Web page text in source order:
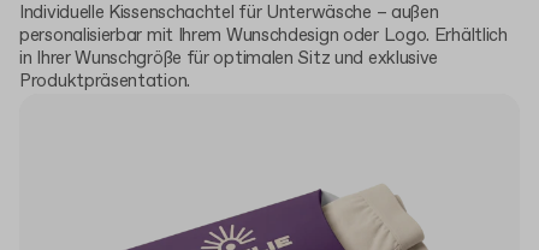
Individuelle Kissenschachtel für Unterwäsche – außen
personalisierbar mit Ihrem Wunschdesign oder Logo. Erhältlich
in Ihrer Wunschgröße für optimalen Sitz und exklusive
Produktpräsentation.